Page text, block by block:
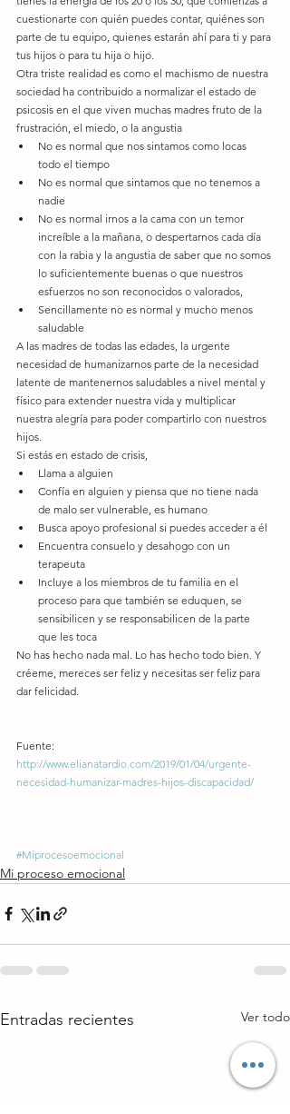
cuestionarte con quién puedes contar, quiénes son
parte de tu equipo, quienes estarán ahí para ti y para
tus hijos o para tu hija o hijo.
Otra triste realidad es como el machismo de nuestra
sociedad ha contribuido a normalizar el estado de
psicosis en el que viven muchas madres fruto de la
frustración, el miedo, o la angustia
No es normal que nos sintamos como locas
todo el tiempo
No es normal que sintamos que no tenemos a
nadie
No es normal irnos a la cama con un temor
increíble a la mañana, o despertarnos cada día
con la rabia y la angustia de saber que no somos
lo suficientemente buenas o que nuestros
esfuerzos no son reconocidos o valorados,
Sencillamente no es normal y mucho menos
saludable
A las madres de todas las edades, la urgente
necesidad de humanizarnos parte de la necesidad
latente de mantenernos saludables a nivel mental y
físico para extender nuestra vida y multiplicar
nuestra alegría para poder compartirlo con nuestros
hijos.
Si estás en estado de crisis,
Llama a alguien
Confía en alguien y piensa que no tiene nada
de malo ser vulnerable, es humano
Busca apoyo profesional si puedes acceder a él
Encuentra consuelo y desahogo con un
terapeuta
Incluye a los miembros de tu familia en el
proceso para que también se eduquen, se
sensibilicen y se responsabilicen de la parte
que les toca
No has hecho nada mal. Lo has hecho todo bien. Y
créeme, mereces ser feliz y necesitas ser feliz para
dar felicidad.
Fuente:
http://www.elianatardio.com/2019/01/04/urgente-
necesidad-humanizar-madres-hijos-discapacidad/
#Miprocesoemocional
Mi proceso emocional
Entradas recientes Ver todo